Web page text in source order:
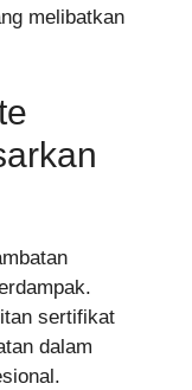
melibatkan
sertifikat
dalam